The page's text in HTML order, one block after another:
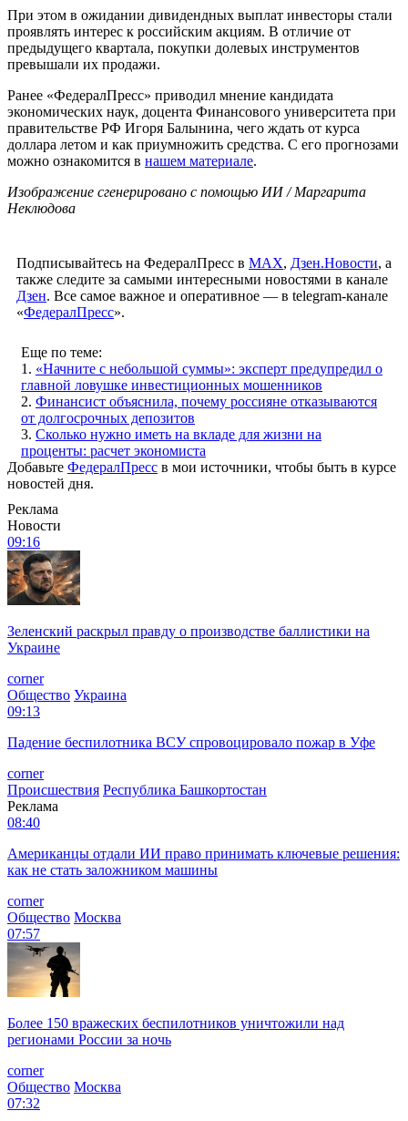
При этом в ожидании дивидендных выплат инвесторы стали
проявлять интерес к российским акциям. В отличие от
предыдущего квартала, покупки долевых инструментов
превышали их продажи.
Ранее «ФедералПресс» приводил мнение кандидата
экономических наук, доцента Финансового университета при
правительстве РФ Игоря Балынина, чего ждать от курса
доллара летом и как приумножить средства. С его прогнозами
можно ознакомится в нашем материале.
Изображение сгенерировано с помощью ИИ / Маргарита
Неклюдова
Подписывайтесь на ФедералПресс в МАХ, Дзен.Новости, а
также следите за самыми интересными новостями в канале
Дзен. Все самое важное и оперативное — в telegram-канале
«ФедералПресс».
Еще по теме:
1. «Начните с небольшой суммы»: эксперт предупредил о
главной ловушке инвестиционных мошенников
2. Финансист объяснила, почему россияне отказываются
от долгосрочных депозитов
3. Сколько нужно иметь на вкладе для жизни на
проценты: расчет экономиста
Добавьте ФедералПресс в мои источники, чтобы быть в курсе
новостей дня.
Реклама
Новости
09:16
Зеленский раскрыл правду о производстве баллистики на
Украине
corner
Общество Украина
09:13
Падение беспилотника ВСУ спровоцировало пожар в Уфе
corner
Происшествия Республика Башкортостан
Реклама
08:40
Американцы отдали ИИ право принимать ключевые решения:
как не стать заложником машины
corner
Общество Москва
07:57
Более 150 вражеских беспилотников уничтожили над
регионами России за ночь
corner
Общество Москва
07:32